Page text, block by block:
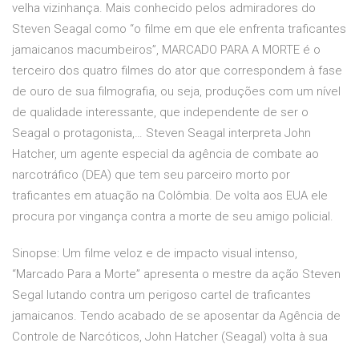
velha vizinhança. Mais conhecido pelos admiradores do
Steven Seagal como “o filme em que ele enfrenta traficantes
jamaicanos macumbeiros”, MARCADO PARA A MORTE é o
terceiro dos quatro filmes do ator que correspondem à fase
de ouro de sua filmografia, ou seja, produções com um nível
de qualidade interessante, que independente de ser o
Seagal o protagonista,… Steven Seagal interpreta John
Hatcher, um agente especial da agência de combate ao
narcotráfico (DEA) que tem seu parceiro morto por
traficantes em atuação na Colômbia. De volta aos EUA ele
procura por vingança contra a morte de seu amigo policial.
Sinopse: Um filme veloz e de impacto visual intenso,
“Marcado Para a Morte” apresenta o mestre da ação Steven
Segal lutando contra um perigoso cartel de traficantes
jamaicanos. Tendo acabado de se aposentar da Agência de
Controle de Narcóticos, John Hatcher (Seagal) volta à sua